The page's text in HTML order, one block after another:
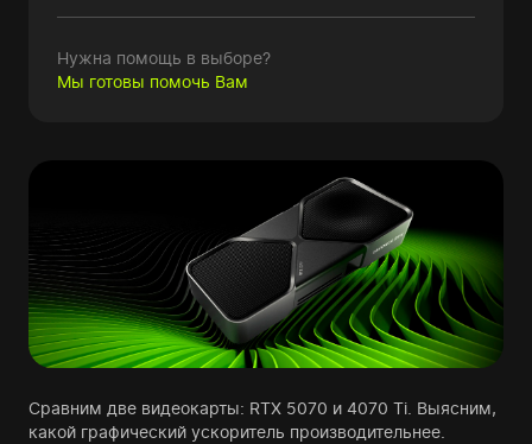
Нужна помощь в выборе?
Мы готовы помочь Вам
Сравним две видеокарты: RTX 5070 и 4070 Ti. Выясним,
какой графический ускоритель производительнее.